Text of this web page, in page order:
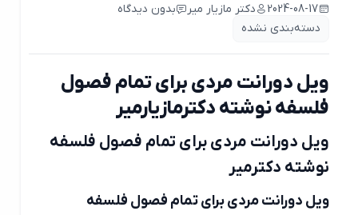
2024-08-17 دکتر مازیار میر
بدون دیدگاه
دسته‌بندی نشده
ویل دورانت مردی برای تمام فصول
فلسفه نوشته دکترمازیارمیر
ویل دورانت مردی برای تمام فصول فلسفه
نوشته دکترمیر
ویل دورانت مردی برای تمام فصول فلسفه